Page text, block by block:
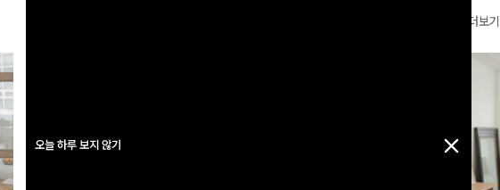
오늘 하루 보지 않기
더보기